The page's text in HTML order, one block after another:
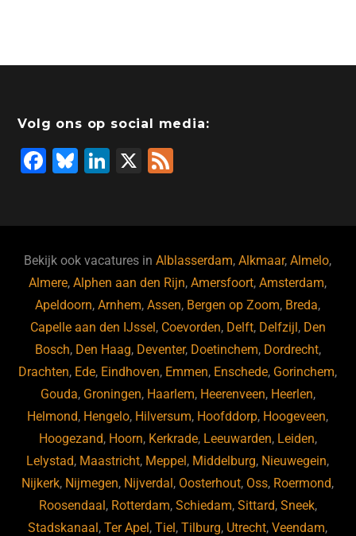
Volg ons op social media:
F
b
o
o
k
Bl
ky
Li
dI
n
X
Bekijk ook vacatures inAlblasserdam,Alkmaar,Almelo,
Almere,Alphen aan den Rijn,Amersfoort,Amsterdam,
Apeldoorn,Arnhem,Assen, Bergen op Zoom, Breda,
Capelle aan den IJssel , Coevorden, Delft, Delfzijl , Den
Bosch, Den Haag, Deventer, Doetinchem, Dordrecht,
Drachten, Ede, Eindhoven, Emmen, Enschede, Gorinchem,
Gouda, Groningen, Haarlem, Heerenveen, Heerlen,
Helmond, Hengelo, Hilversum, Hoofddorp, Hoogeveen,
Hoogezand, Hoorn, Kerkrade, Leeuwarden, Leiden,
Lelystad, Maastricht, Meppel , Middelburg, Nieuwegein,
Nijkerk, Nijmegen, Nijverdal , Oosterhout, Oss, Roermond,
Roosendaal , Rotterdam, Schiedam, Sittard, Sneek,
Stadskanaal ,Ter Apel ,Tiel ,Tilburg, Utrecht,Veendam,